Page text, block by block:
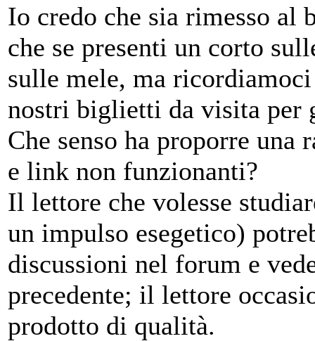
Io credo che sia rimesso al
che se presenti un corto
sulle mele, ma
nostri biglietti da visita per
Che senso ha proporre
e link non funzionanti?
Il lettore che volesse
un impulso esegetico)
discussioni nel forum e
precedente; il lettore
prodotto di qualità.